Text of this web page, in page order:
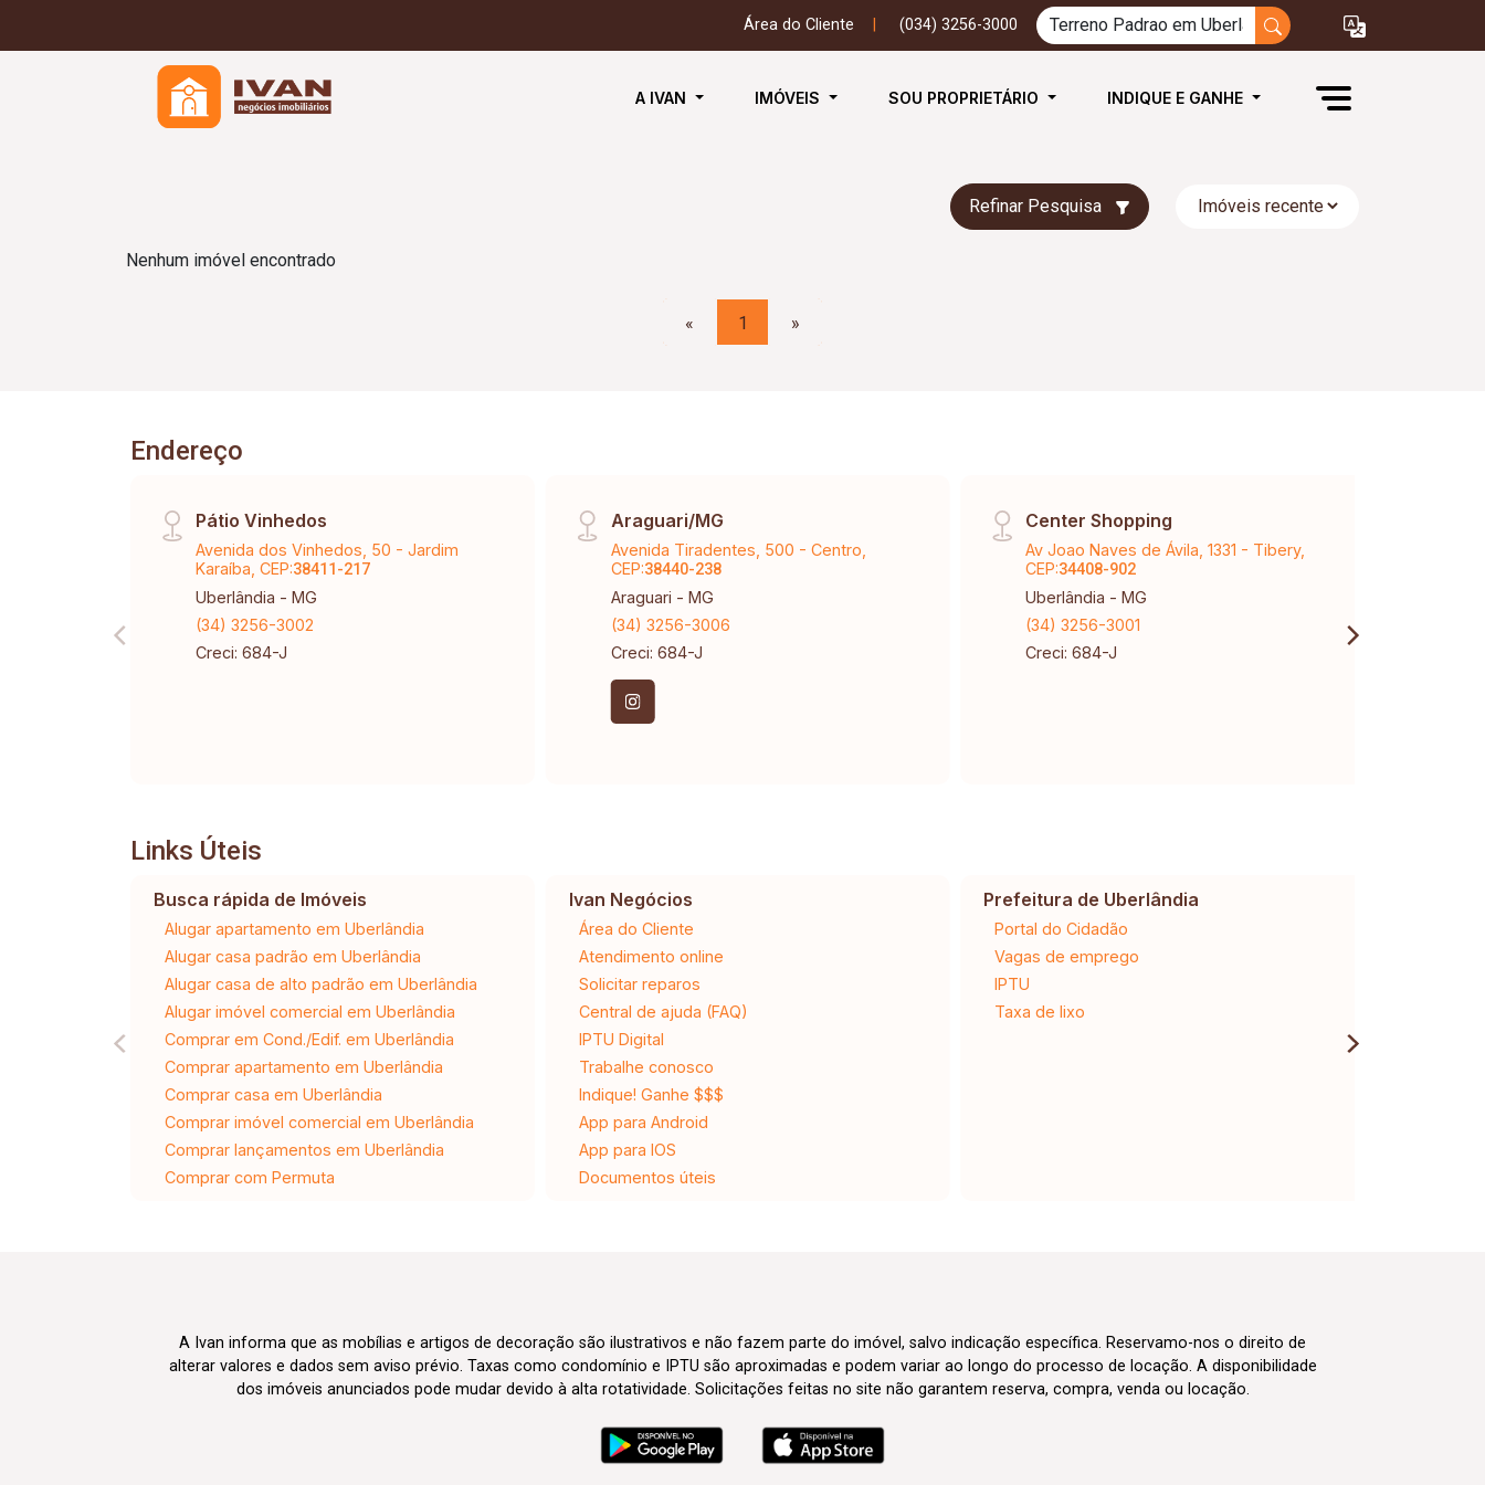
Área do Cliente (034) 3256-3000
A IVAN IMÓVEIS SOU PROPRIETÁRIO INDIQUE E GANHE
Refinar Pesquisa
Nenhum imóvel encontrado
« 1 »
Endereço
Pátio Vinhedos
Avenida dos Vinhedos, 50 - Jardim
Karaíba, CEP:38411-217
Uberlândia - MG
(34) 3256-3002
Creci: 684-J
Araguari/MG
Avenida Tiradentes, 500 - Centro,
CEP:38440-238
Araguari - MG
(34) 3256-3006
Creci: 684-J
Center Shopping
Av Joao Naves de Ávila, 1331 - Tibery,
CEP:34408-902
Uberlândia - MG
(34) 3256-3001
Creci: 684-J
Links Úteis
Busca rápida de Imóveis
Alugar apartamento em Uberlândia
Alugar casa padrão em Uberlândia
Alugar casa de alto padrão em Uberlândia
Alugar imóvel comercial em Uberlândia
Comprar em Cond./Edif. em Uberlândia
Comprar apartamento em Uberlândia
Comprar casa em Uberlândia
Comprar imóvel comercial em Uberlândia
Comprar lançamentos em Uberlândia
Comprar com Permuta
Ivan Negócios
Área do Cliente
Atendimento online
Solicitar reparos
Central de ajuda (FAQ)
IPTU Digital
Trabalhe conosco
Indique! Ganhe $$$
App para Android
App para IOS
Documentos úteis
Prefeitura de Uberlândia
Portal do Cidadão
Vagas de emprego
IPTU
Taxa de lixo
A Ivan informa que as mobílias e artigos de decoração são ilustrativos e não fazem parte do imóvel, salvo indicação específica. Reservamo-nos o direito de
alterar valores e dados sem aviso prévio. Taxas como condomínio e IPTU são aproximadas e podem variar ao longo do processo de locação. A disponibilidade
dos imóveis anunciados pode mudar devido à alta rotatividade. Solicitações feitas no site não garantem reserva, compra, venda ou locação.